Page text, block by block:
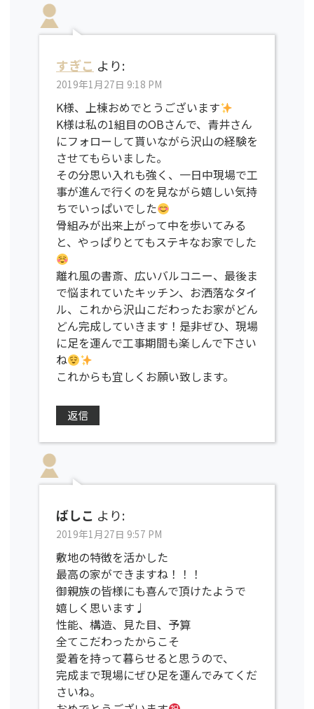
すぎこ より:
2019年1月27日 9:18 PM
K様、上棟おめでとうございます
K様は私の1組目のOBさんで、青井さん
にフォローして貰いながら沢山の経験を
させてもらいました。
その分思い入れも強く、一日中現場で工
事が進んで行くのを見ながら嬉しい気持
ちでいっぱいでした
骨組みが出来上がって中を歩いてみる
と、やっぱりとてもステキなお家でした
離れ風の書斎、広いバルコニー、最後ま
で悩まれていたキッチン、お洒落なタイ
ル、これから沢山こだわったお家がどん
どん完成していきます！是非ぜひ、現場
に足を運んで工事期間も楽しんで下さい
ね
これからも宜しくお願い致します。
返信
ばしこ より:
2019年1月27日 9:57 PM
敷地の特徴を活かした
最高の家ができますね！！！
御親族の皆様にも喜んで頂けたようで
嬉しく思います♩
性能、構造、見た目、予算
全てこだわったからこそ
愛着を持って暮らせると思うので、
完成まで現場にぜひ足を運んでみてくだ
さいね。